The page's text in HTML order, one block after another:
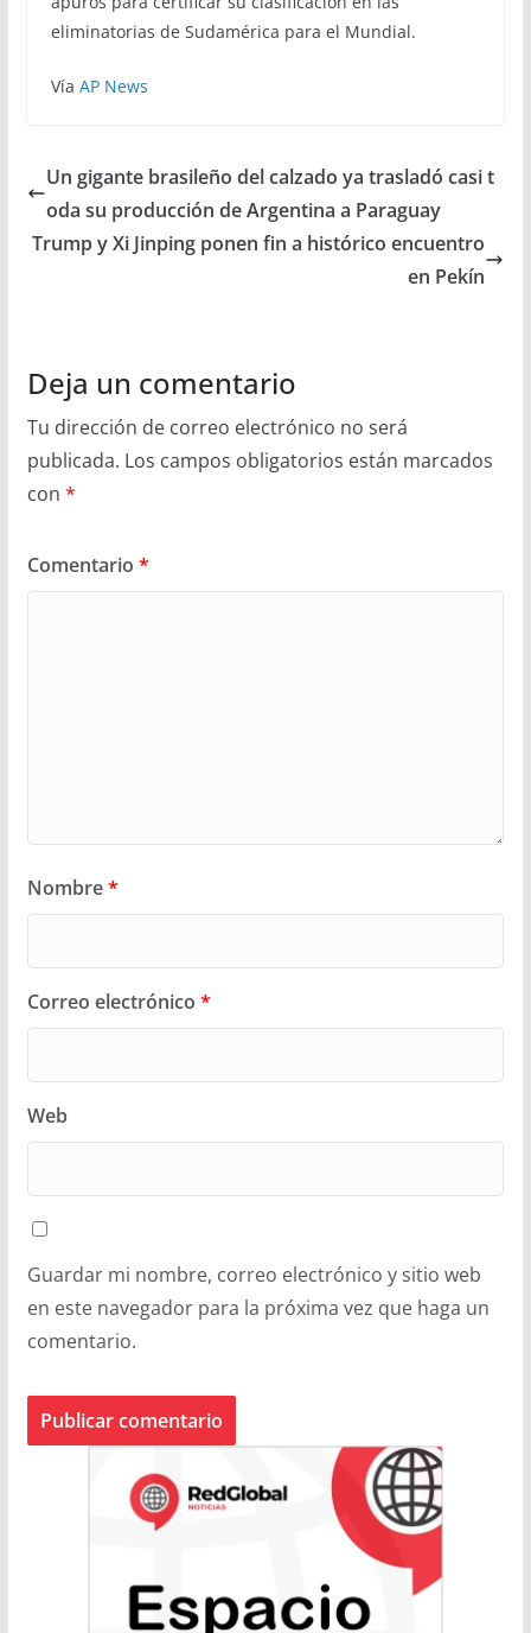
eliminatorias de Sudamérica para el Mundial.
Vía AP News
Un gigante brasileño del calzado ya trasladó casi t
oda su producción de Argentina a Paraguay
Trump y Xi Jinping ponen fin a histórico encuentro
en Pekín
Deja un comentario
Tu dirección de correo electrónico no será
publicada. Los campos obligatorios están marcados
con *
Comentario *
Nombre*
Correo electrónico *
Web
Guardar mi nombre, correo electrónico y sitio web
en este navegador para la próxima vez que haga un
comentario.